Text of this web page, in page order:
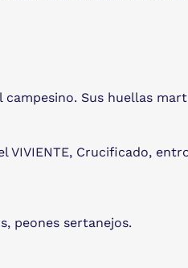
Sus huellas
Crucificado,
peones sertanejos.